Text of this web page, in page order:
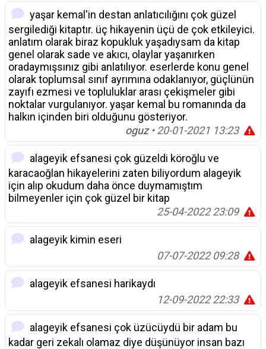
yaşar kemal'in destan anlatıcılığını çok güzel
sergilediği kitaptır. üç hikayenin üçü de çok etkileyici.
anlatım olarak biraz kopukluk yaşadıysam da kitap
genel olarak sade ve akıcı, olaylar yaşanırken
oradaymışsınız gibi anlatılıyor. eserlerde konu genel
olarak toplumsal sınıf ayrımına odaklanıyor, güçlünün
zayıfı ezmesi ve topluluklar arası çekişmeler gibi
noktalar vurgulanıyor. yaşar kemal bu romanında da
halkın içinden biri olduğunu gösteriyor.
oguz• 20-01-2021 13:23
alageyik efsanesi çok güzeldi köroğlu ve
karacaoğlan hikayelerini zaten biliyordum alageyik
için alıp okudum daha önce duymamıştım
bilmeyenler için çok güzel bir kitap
25-04-2022 23:09
alageyik kimin eseri
07-07-2022 09:28
alageyik efsanesi harikaydı
12-09-2022 22:33
alageyik efsanesi çok üzücüydü bir adam bu
kadar geri zekalı olamaz diye düşünüyor insan bazı